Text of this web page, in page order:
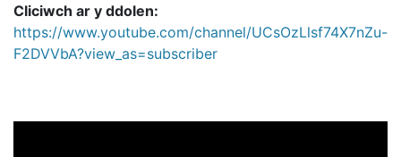
Cliciwch ar y ddolen:
https://www.youtube.com/channel/UCsOzLlsf74X7nZu-
F2DVVbA?view_as=subscriber